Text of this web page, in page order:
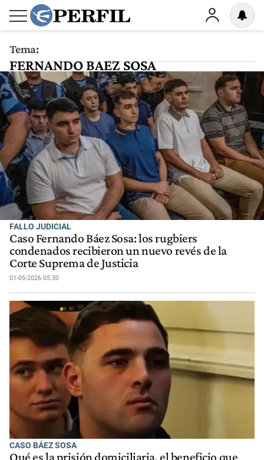
Tema:
FERNANDO BAEZ SOSA
FALLO JUDICIAL
Caso Fernando Báez Sosa: los rugbiers
condenados recibieron un nuevo revés de la
Corte Suprema de Justicia
01-05-2026 05:30
CASO BÁEZ SOSA
Qué es la prisión domiciliaria, el beneficio que